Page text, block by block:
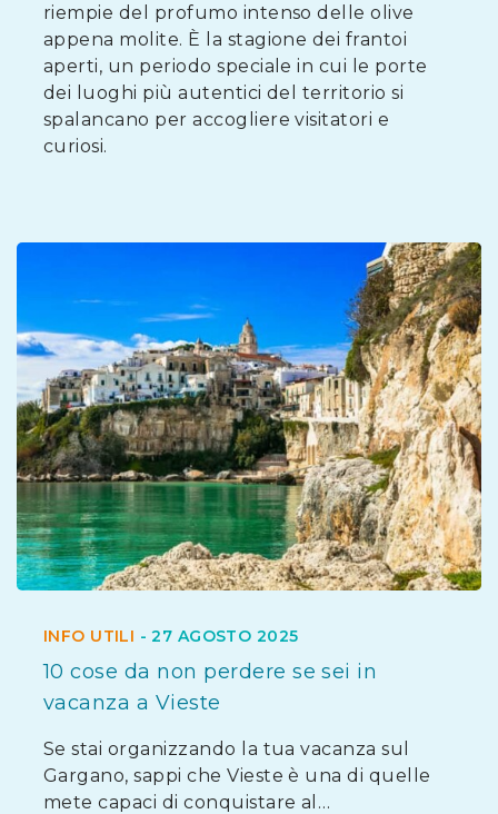
riempie del profumo intenso delle olive
appena molite. È la stagione dei frantoi
aperti, un periodo speciale in cui le porte
dei luoghi più autentici del territorio si
spalancano per accogliere visitatori e
curiosi.
INFO UTILI -27 AGOSTO 2025
10 cose da non perdere se sei in
vacanza a Vieste
Se stai organizzando la tua vacanza sul
Gargano, sappi che Vieste è una di quelle
mete capaci di conquistare al…